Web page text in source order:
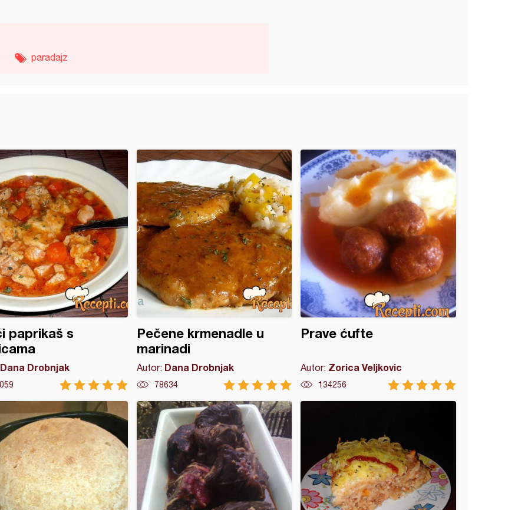
paradajz
paprikaš s
Dana Drobnjak
Pečene krmenadle u
marinadi
Autor: Dana Drobnjak
78634
Prave ćufte
Autor: Zorica Veljkovic
134256